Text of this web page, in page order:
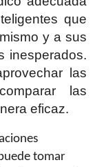
que
y a sus
inesperados.
las
las
eficaz.
tomar